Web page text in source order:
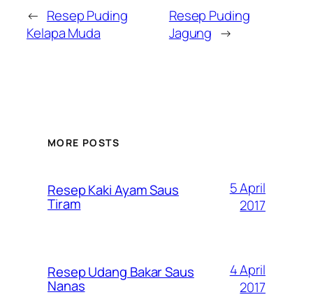
← Resep Puding
Kelapa Muda
Resep Puding
Jagung →
MORE POSTS
Resep Kaki Ayam Saus
Tiram
5 April
2017
Resep Udang Bakar Saus
Nanas
4 April
2017